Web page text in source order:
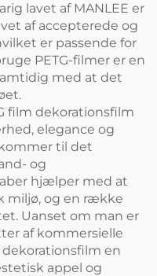
lavet af MANLEE er
af accepterede og
er passende for
PETG-filmer er en
med at det
film dekorationsfilm
elegance og
til det
og
hjælper med at
miljø, og en række
Uanset om man er
af kommersielle
dekorationsfilm en
appel og